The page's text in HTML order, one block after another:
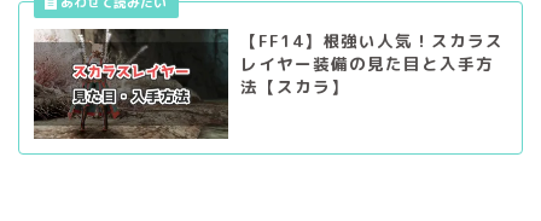
【FF14】根強い人気！スカラス
レイヤー装備の見た目と入手方
法【スカラ】